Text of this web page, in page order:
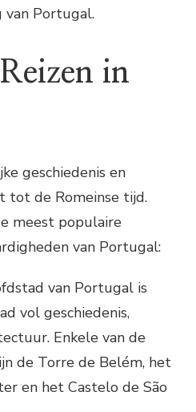
Portugal.
in
geschiedenis en
de Romeinse tijd.
meest populaire
van Portugal:
van Portugal is
vol geschiedenis,
Enkele van de
de Torre de Belém, het
en het Castelo de São